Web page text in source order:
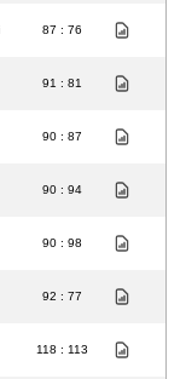
87 : 76
91 : 81
90 : 87
90 : 94
90 : 98
92 : 77
118 : 113